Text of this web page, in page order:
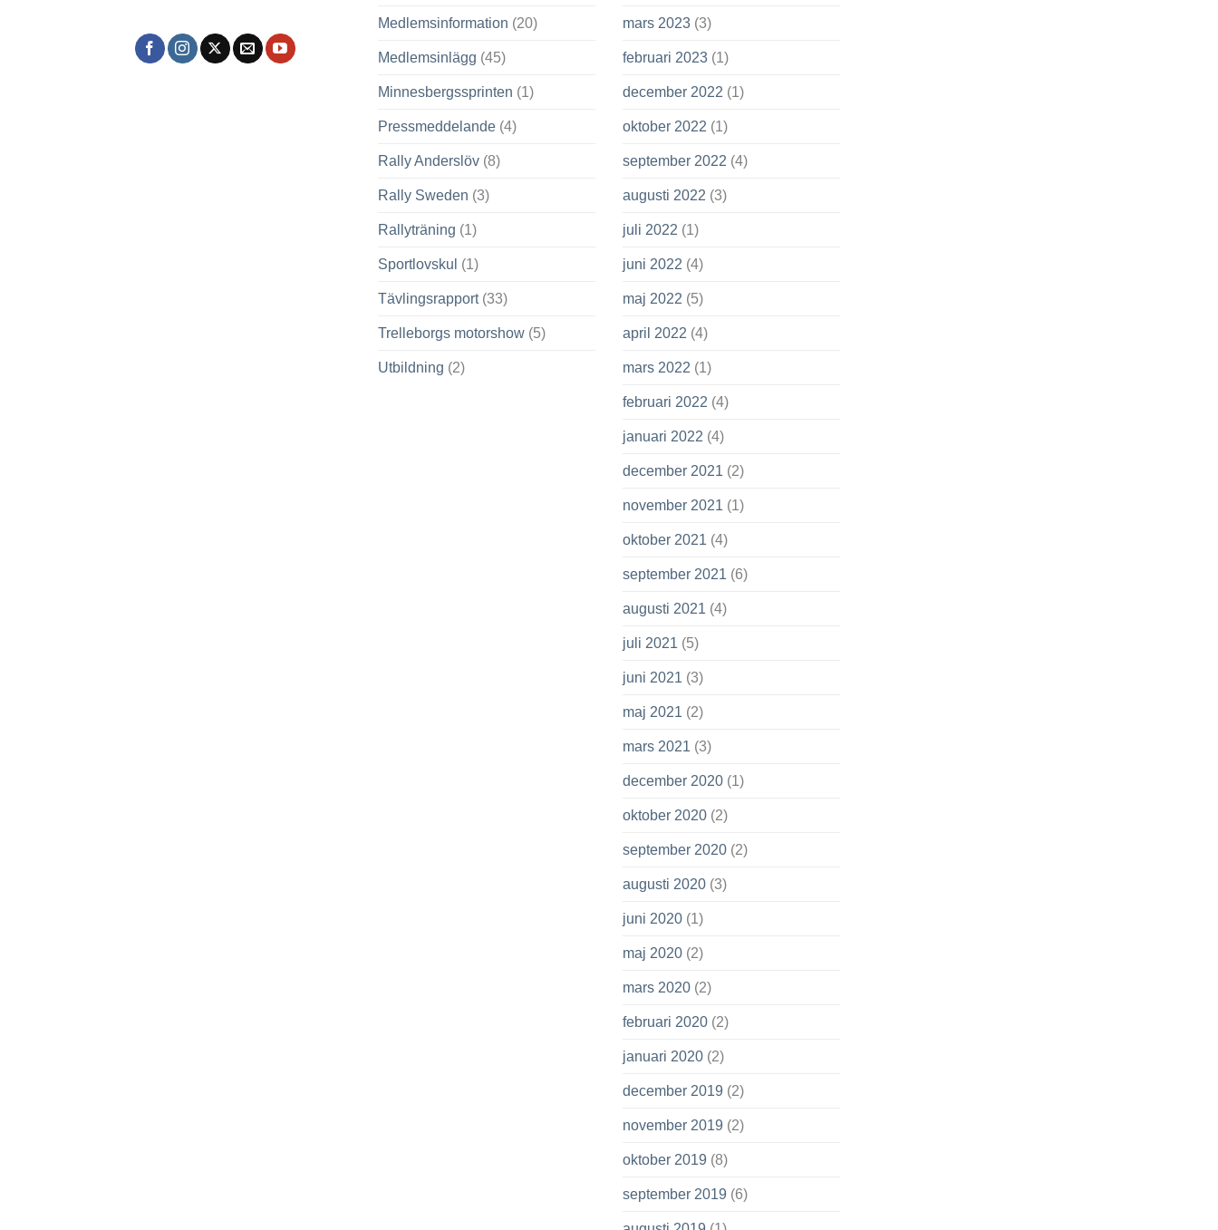
Medlemsinformation (20)
Medlemsinlägg (45)
Minnesbergssprinten (1)
Pressmeddelande (4)
Rally Anderslöv (8)
Rally Sweden (3)
Rallyträning (1)
Sportlovskul (1)
Tävlingsrapport(33)
Trelleborgs motorshow (5)
Utbildning (2)
mars 2023 (3)
februari 2023 (1)
december 2022 (1)
oktober 2022 (1)
september 2022 (4)
augusti 2022 (3)
juli 2022 (1)
juni 2022 (4)
maj 2022 (5)
april 2022 (4)
mars 2022 (1)
februari 2022 (4)
januari 2022 (4)
december 2021 (2)
november 2021 (1)
oktober 2021 (4)
september 2021 (6)
augusti 2021 (4)
juli 2021 (5)
juni 2021 (3)
maj 2021 (2)
mars 2021 (3)
december 2020 (1)
oktober 2020 (2)
september 2020 (2)
augusti 2020 (3)
juni 2020 (1)
maj 2020 (2)
mars 2020 (2)
februari 2020 (2)
januari 2020 (2)
december 2019 (2)
november 2019 (2)
oktober 2019 (8)
september 2019 (6)